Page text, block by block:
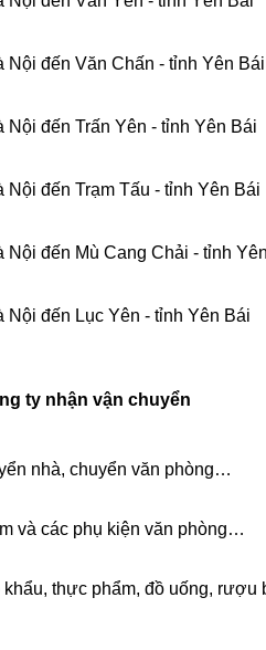
Nội đến Văn Chấn - tỉnh Yên Bái
đến Trấn Yên - tỉnh Yên Bái
đến Trạm Tấu - tỉnh Yên Bái
Nội đến Mù Cang Chải - tỉnh
Nội đến Lục Yên - tỉnh Yên Bái
ty nhận vận chuyển
nhà, chuyển văn phòng…
và các phụ kiện văn phòng…
thực phẩm, đồ uống,